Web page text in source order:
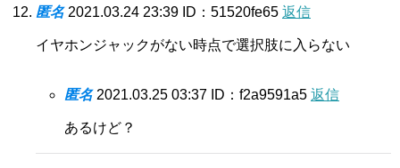
匿名 2021.03.24 23:39 ID：51520fe65 返信
イヤホンジャックがない時点で選択肢に入らない
匿名 2021.03.25 03:37 ID：f2a9591a5 返信
あるけど？